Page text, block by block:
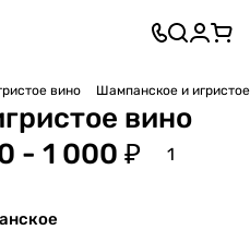
вино Шампанское и
вино
- 1 000 ₽
1